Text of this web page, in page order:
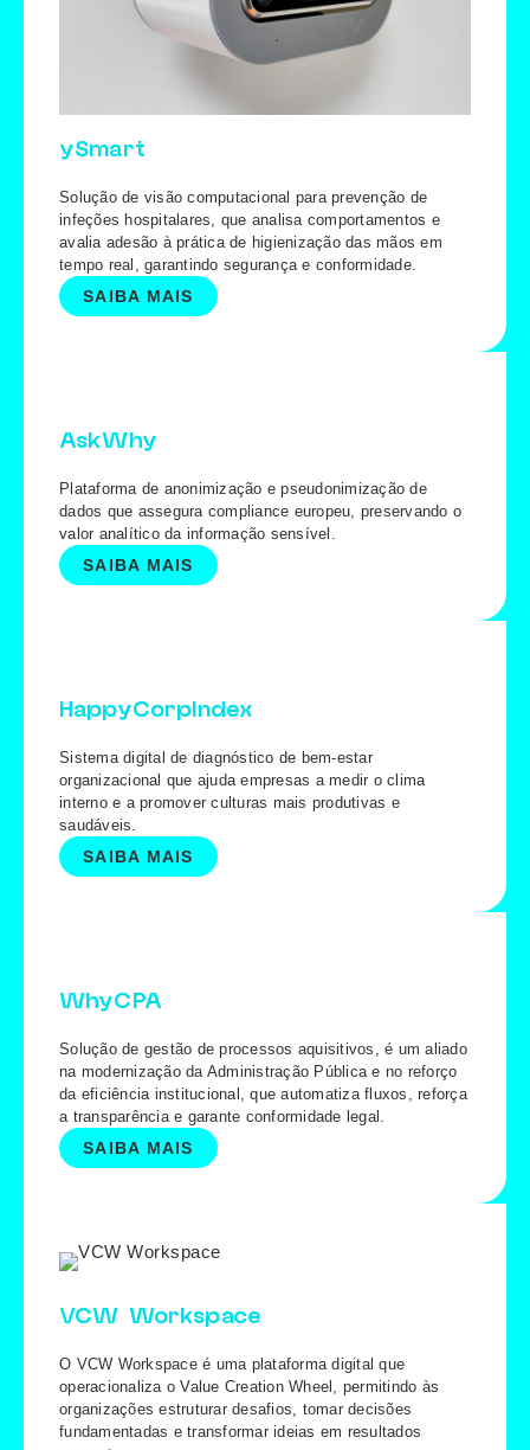
ySmart
Solução de visão computacional para prevenção de
infeções hospitalares, que analisa comportamentos e
avalia adesão à prática de higienização das mãos em
tempo real, garantindo segurança e conformidade.
SAIBA MAIS
AskWhy
Plataforma de anonimização e pseudonimização de
dados que assegura compliance europeu, preservando o
valor analítico da informação sensível.
SAIBA MAIS
HappyCorpIndex
Sistema digital de diagnóstico de bem-estar
organizacional que ajuda empresas a medir o clima
interno e a promover culturas mais produtivas e
saudáveis.
SAIBA MAIS
WhyCPA
Solução de gestão de processos aquisitivos, é um aliado
na modernização da Administração Pública e no reforço
da eficiência institucional, que automatiza fluxos, reforça
a transparência e garante conformidade legal.
SAIBA MAIS
VCW Workspace
O VCW Workspace é uma plataforma digital que
operacionaliza o Value Creation Wheel, permitindo às
organizações estruturar desafios, tomar decisões
fundamentadas e transformar ideias em resultados